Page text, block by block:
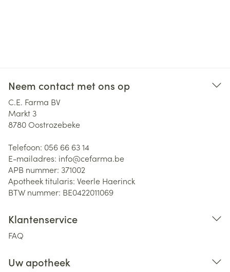
Neem contact met ons op
C.E. Farma BV
Markt 3
8780Oostrozebeke
Telefoon: 056 66 63 14
E-mailadres: info@cefarma.be
APB nummer: 371002
Apotheek titularis: Veerle Haerinck
BTW nummer: BE0422011069
Klantenservice
FAQ
Uw apotheek